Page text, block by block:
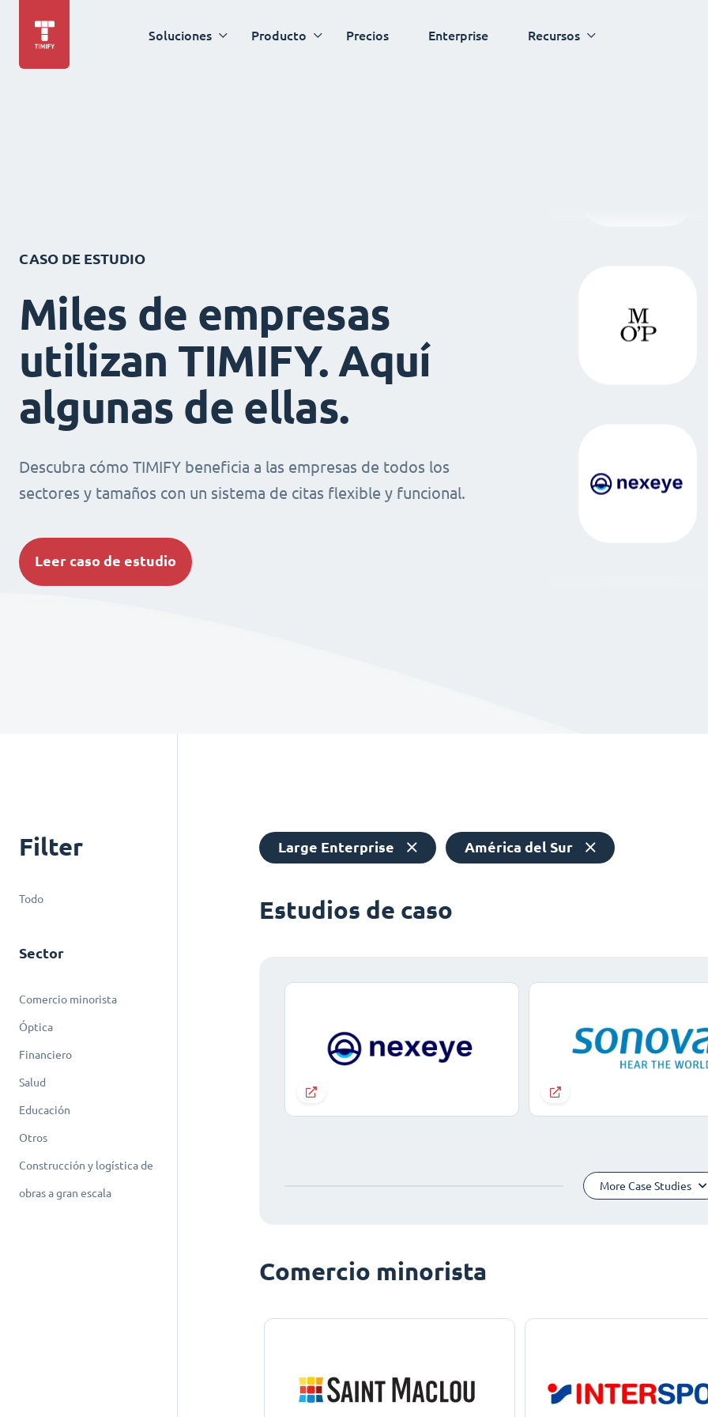
Soluciones Producto Precios Enterprise Recursos
CASO DE ESTUDIO
Miles de empresas
utilizan TIMIFY. Aquí
algunas de ellas.
Descubra cómo TIMIFY beneficia a las empresas de todos los
sectores y tamaños con un sistema de citas flexible y funcional.
Leer caso de estudio
Filter
Todo
Sector
Comercio minorista
Óptica
Financiero
Salud
Educación
Otros
Construcción y logística de
obras a gran escala
Large Enterprise América del Sur
Estudios de caso
More Case Studies
Comercio minorista